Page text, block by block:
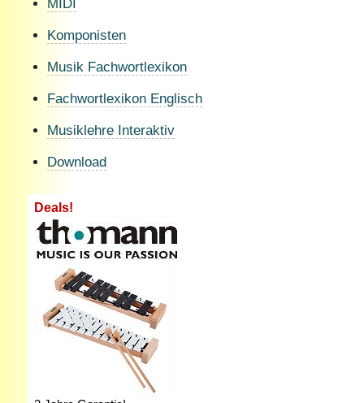
MIDI
Komponisten
Musik Fachwortlexikon
Fachwortlexikon Englisch
Musiklehre Interaktiv
Download